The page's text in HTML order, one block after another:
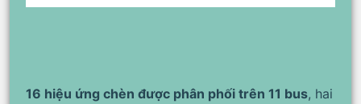
16 hiệu ứng chèn được phân phối trên 11 bus, hai